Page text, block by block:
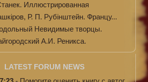
Иллюстрированная
Р. П. Рубінштейн. Францу...
Невидимые творцы.
А.И. Реникса.
LATEST FORUM NEWS